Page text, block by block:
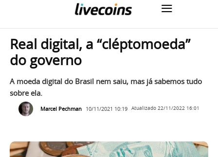
Real digital, a “cléptomoeda”
do governo
A moeda digital do Brasil nem saiu, mas já sabemos tudo
sobre ela.
Marcel Pechman 10/11/2021 10:19 Atualizado 22/11/2022 16:01